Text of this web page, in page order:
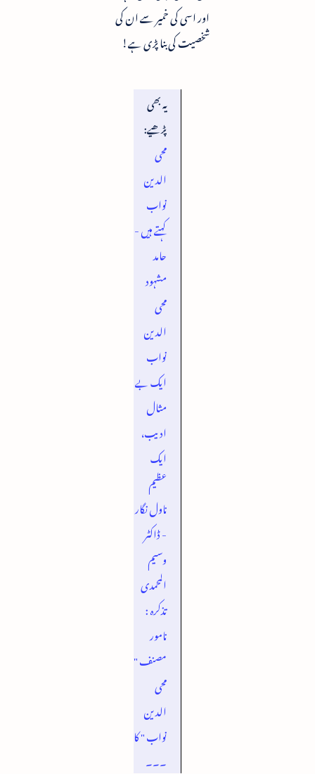
اور اسی کی خمیر سے ان کی
شخصیت کی بنا پڑی ہے!
یہ بھی
پڑھیے:
محی
الدین
نواب
کہتے ہیں -
حامد
مشہود
محى
الدین
نواب
ایک بے
مثال
ادیب،
ایک
عظیم
ناول نگار
- ڈاکٹر
وسیم
المحمدی
تذکرہ :
نامور
مصنف "
محی
الدین
نواب " کا
۔۔۔